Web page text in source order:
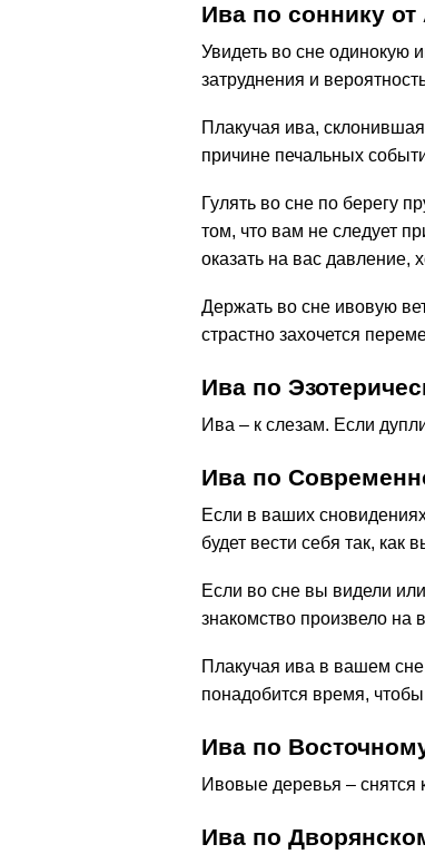
Ива по соннику
Увидеть во сне одинокую
затруднения и
Плакучая ива,
причине печальных
Гулять во сне по берегу
том, что вам не следует
оказать на вас давление,
Держать во сне ивовую
страстно захочется
Ива по
Ива – к слезам. Если
Ива по
Если в ваших
будет вести себя так, как
Если во сне вы видели
знакомство произвело на
Плакучая ива в вашем сне
понадобится время,
Ива по
Ивовые деревья – снятся
Ива по